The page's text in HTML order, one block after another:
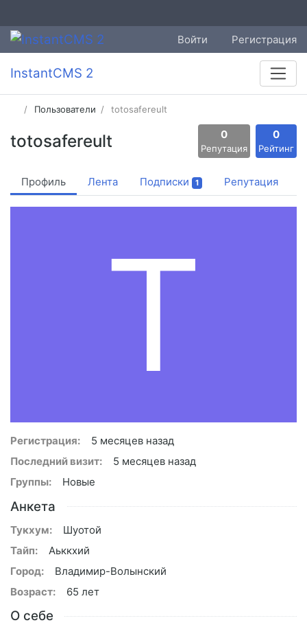
Войти Регистрация
InstantCMS 2
Пользователи totosafereult
totosafereult 0
Репутация
0
Рейтинг
Профиль Лента Подписки 1 Репутация
T
Регистрация:
5 месяцев назад
Последний визит:
5 месяцев назад
Группы:
Новые
Анкета
Тукхум:
Шуотой
Тайп:
Аьккхий
Город:
Владимир-Волынский
Возраст:
65 лет
О себе